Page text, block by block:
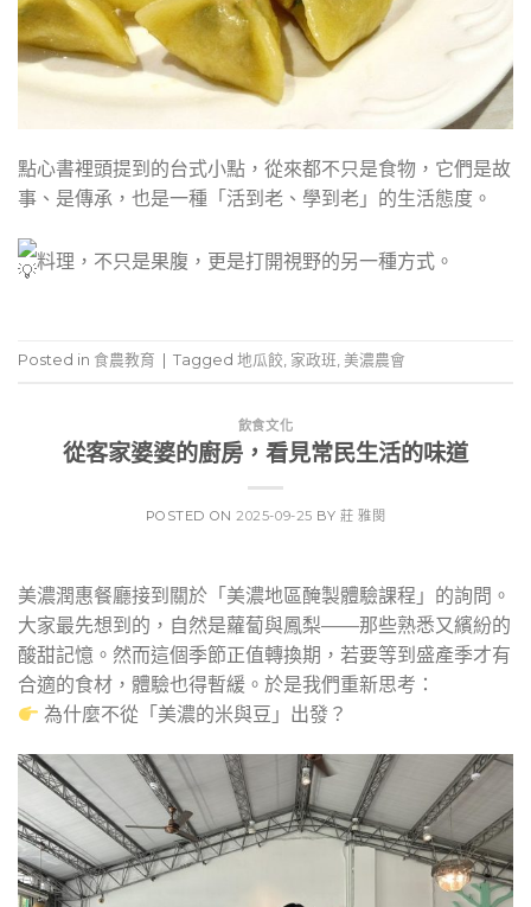
點心書裡頭提到的台式小點，從來都不只是食物，它們是故
事、是傳承，也是一種「活到老、學到老」的生活態度。
料理，不只是果腹，更是打開視野的另一種方式。
Posted in 食農教育 Tagged 地瓜餃, 家政班, 美濃農會
飲食文化
從客家婆婆的廚房，看見常民生活的味道
POSTED ON2025-09-25 BY莊 雅閔
美濃潤惠餐廳接到關於「美濃地區醃製體驗課程」的詢問。
大家最先想到的，自然是蘿蔔與鳳梨——那些熟悉又繽紛的
酸甜記憶。然而這個季節正值轉換期，若要等到盛產季才有
合適的食材，體驗也得暫緩。於是我們重新思考：
為什麼不從「美濃的米與豆」出發？